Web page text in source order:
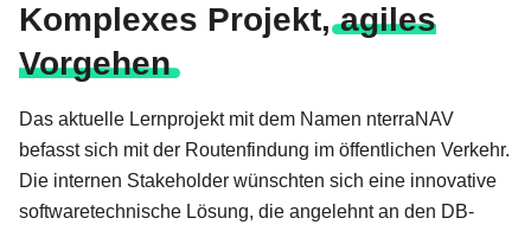
Komplexes Projekt, agiles
Vorgehen
Das aktuelle Lernprojekt mit dem Namen nterraNAV
befasst sich mit der Routenfindung im öffentlichen Verkehr.
Die internen Stakeholder wünschten sich eine innovative
softwaretechnische Lösung, die angelehnt an den DB-